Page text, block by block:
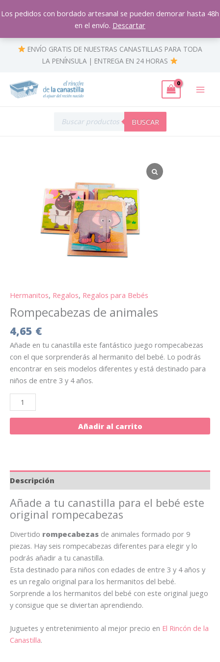
Los pedidos con bordado artesanal se pueden demorar hasta 48h
en el envío. Descartar
al
ENVÍO GRATIS DE NUESTRAS CANASTILLAS PARA TODA
LA PENÍNSULA | ENTREGA EN 24 HORAS
productos
BUSCAR
Hermanitos, Regalos, Regalos para Bebés
Rompecabezas de animales
4,65 €
Añade en tu canastilla este fantástico juego rompecabezas
con el que sorprenderás al hermanito del bebé. Lo podrás
encontrar en seis modelos diferentes y está destinado para
niños de entre 3 y 4 años.
Añadir al carrito
Descripción
Añade a tu canastilla para el bebé este
original rompecabezas
Divertido rompecabezas de animales formado por 9
piezas. Hay seis rompecabezas diferentes para elegir y lo
podrás añadir a tu canastilla.
Esta destinado para niños con edades de entre 3 y 4 años y
es un regalo original para los hermanitos del bebé.
Sorprende a los hermanitos del bebé con este original juego
y consigue que se diviertan aprendiendo.
Juguetes y entretenimiento al mejor precio en El Rincón de la
Canastilla.